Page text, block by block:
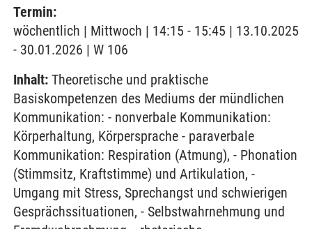
Termin:
wöchentlich | Mittwoch | 14:15 - 15:45 | 13.10.2025
- 30.01.2026 | W 106
Inhalt: Theoretische und praktische
Basiskompetenzen des Mediums der mündlichen
Kommunikation: - nonverbale Kommunikation:
Körperhaltung, Körpersprache - paraverbale
Kommunikation: Respiration (Atmung), - Phonation
(Stimmsitz, Kraftstimme) und Artikulation, -
Umgang mit Stress, Sprechangst und schwierigen
Gesprächssituationen, - Selbstwahrnehmung und